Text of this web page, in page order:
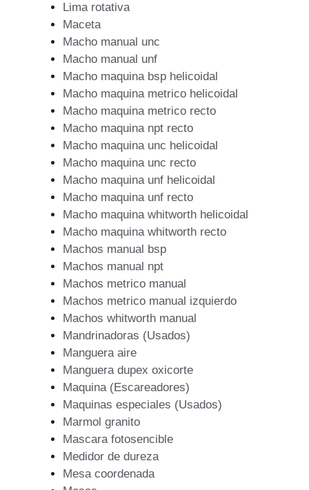
Lima rotativa
Maceta
Macho manual unc
Macho manual unf
Macho maquina bsp helicoidal
Macho maquina metrico helicoidal
Macho maquina metrico recto
Macho maquina npt recto
Macho maquina unc helicoidal
Macho maquina unc recto
Macho maquina unf helicoidal
Macho maquina unf recto
Macho maquina whitworth helicoidal
Macho maquina whitworth recto
Machos manual bsp
Machos manual npt
Machos metrico manual
Machos metrico manual izquierdo
Machos whitworth manual
Mandrinadoras (Usados)
Manguera aire
Manguera dupex oxicorte
Maquina (Escareadores)
Maquinas especiales (Usados)
Marmol granito
Mascara fotosencible
Medidor de dureza
Mesa coordenada